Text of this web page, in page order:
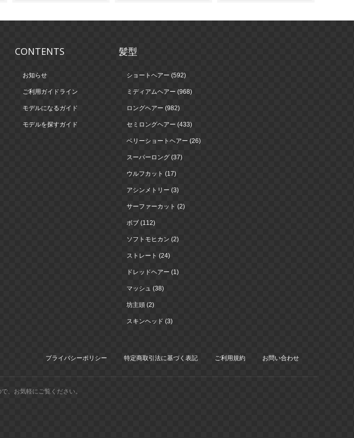
CONTENTS
お知らせ
ご利用ガイドライン
モデルになるガイド
モデルを探すガイド
髪型
ショートヘアー (592)
ミディアムヘアー (968)
ロングヘアー (982)
セミロングヘアー (433)
ベリーショートヘアー (26)
スーパーロング (37)
ウルフカット (17)
アシンメトリー (3)
サーファーカット (2)
ボブ (112)
ソフトモヒカン (2)
ストレート (24)
ドレッドヘアー (1)
マッシュ (38)
坊主頭 (2)
スキンヘッド (3)
プライバシーポリシー 特定商取引法に基づく表記 ご利用規約 お問い合わせ
、お気軽にご覧ください。